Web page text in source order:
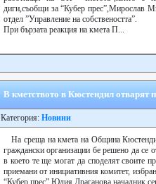
диги,съобщи за “Кубер прес”,Мирослав
отдел ”Управление на собствеността”.
При бързата реакция на кмета П...
В кметството в Кюстендил отварят
Категория: Новини
На среща на кмета на Община
граждански организации бе решено да се
в което те ще могат да споделят своите
приемани от инициативния комитет,
“Кубер прес”,Юлия Драганова началник